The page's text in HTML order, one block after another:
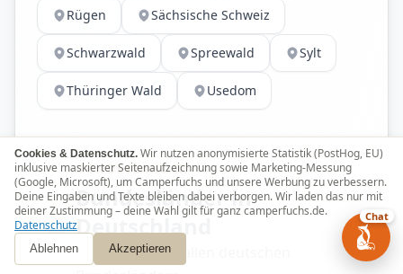
Rügen Sächsische Schweiz
Schwarzwald Spreewald Sylt
Thüringer Wald Usedom
BUNDESLÄNDER
Bundesländer in
Deutschland
Wohnmobile in allen deutschen
Cookies & Datenschutz. Wir nutzen anonymisierte Statistik (PostHog, EU)
inklusive maskierter Seitenaufzeichnung sowie Marketing-Messung
(Google, Microsoft), um Camperfuchs und unsere Werbung zu verbessern.
Deine Eingaben und Texte bleiben dabei verborgen. Wir laden das nur mit
deiner Zustimmung – deine Wahl gilt für ganz camperfuchs.de.
Datenschutz
Ablehnen Akzeptieren
Chat